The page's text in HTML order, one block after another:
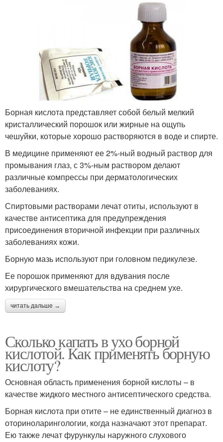
Борная кислота представляет собой белый мелкий
кристаллический порошок или жирные на ощупь
чешуйки, которые хорошо растворяются в воде и спирте.
В медицине применяют ее 2%-ный водный раствор для
промывания глаз, с 3%-ным раствором делают
различные компрессы при дерматологических
заболеваниях.
Спиртовыми растворами лечат отиты, используют в
качестве антисептика для предупреждения
присоединения вторичной инфекции при различных
заболеваниях кожи.
Борную мазь используют при головном педикулезе.
Ее порошок применяют для вдувания после
хирургического вмешательства на среднем ухе.
читать дальше →
Сколько капать в ухо борной
кислотой. Как применять борную
кислоту?
Основная область применения борной кислоты – в
качестве жидкого местного антисептического средства.
Борная кислота при отите – не единственный диагноз в
оториноларингологии, когда назначают этот препарат.
Ею также лечат фурункулы наружного слухового